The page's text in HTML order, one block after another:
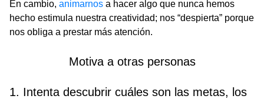
En cambio, animarnos a hacer algo que nunca hemos
hecho estimula nuestra creatividad; nos “despierta” porque
nos obliga a prestar más atención.
Motiva a otras personas
1. Intenta descubrir cuáles son las metas, los